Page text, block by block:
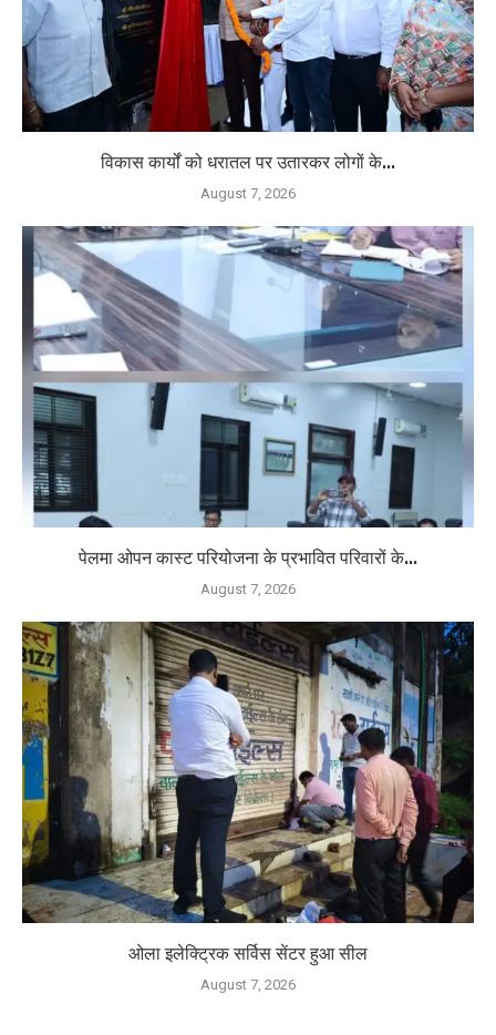
विकास कार्यों को धरातल पर उतारकर लोगों के...
August 7, 2026
पेलमा ओपन कास्ट परियोजना के प्रभावित परिवारों के...
August 7, 2026
ओला इलेक्ट्रिक सर्विस सेंटर हुआ सील
August 7, 2026